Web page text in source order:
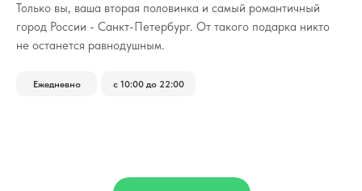
Только вы, ваша вторая половинка и самый романтичный
город России - Санкт-Петербург. От такого подарка никто
не останется равнодушным.
Ежедневно с 10:00 до 22:00